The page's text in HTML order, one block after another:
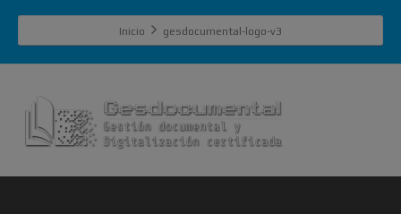
Inicio gesdocumental-logo-v3